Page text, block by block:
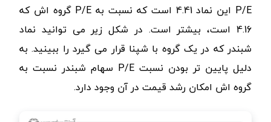
P/E ‌ این نماد 4.41 است که نسبت به P/E گروه اش که
4.16 است، بیشتر است. در شکل زیر می توانید نماد
شبندر که در یک گروه با شپنا قرار می گیرد را ببینید. به
دلیل پایین تر بودن نسبت P/E سهام شبندر نسبت به
گروه اش امکان رشد قیمت در آن وجود دارد.